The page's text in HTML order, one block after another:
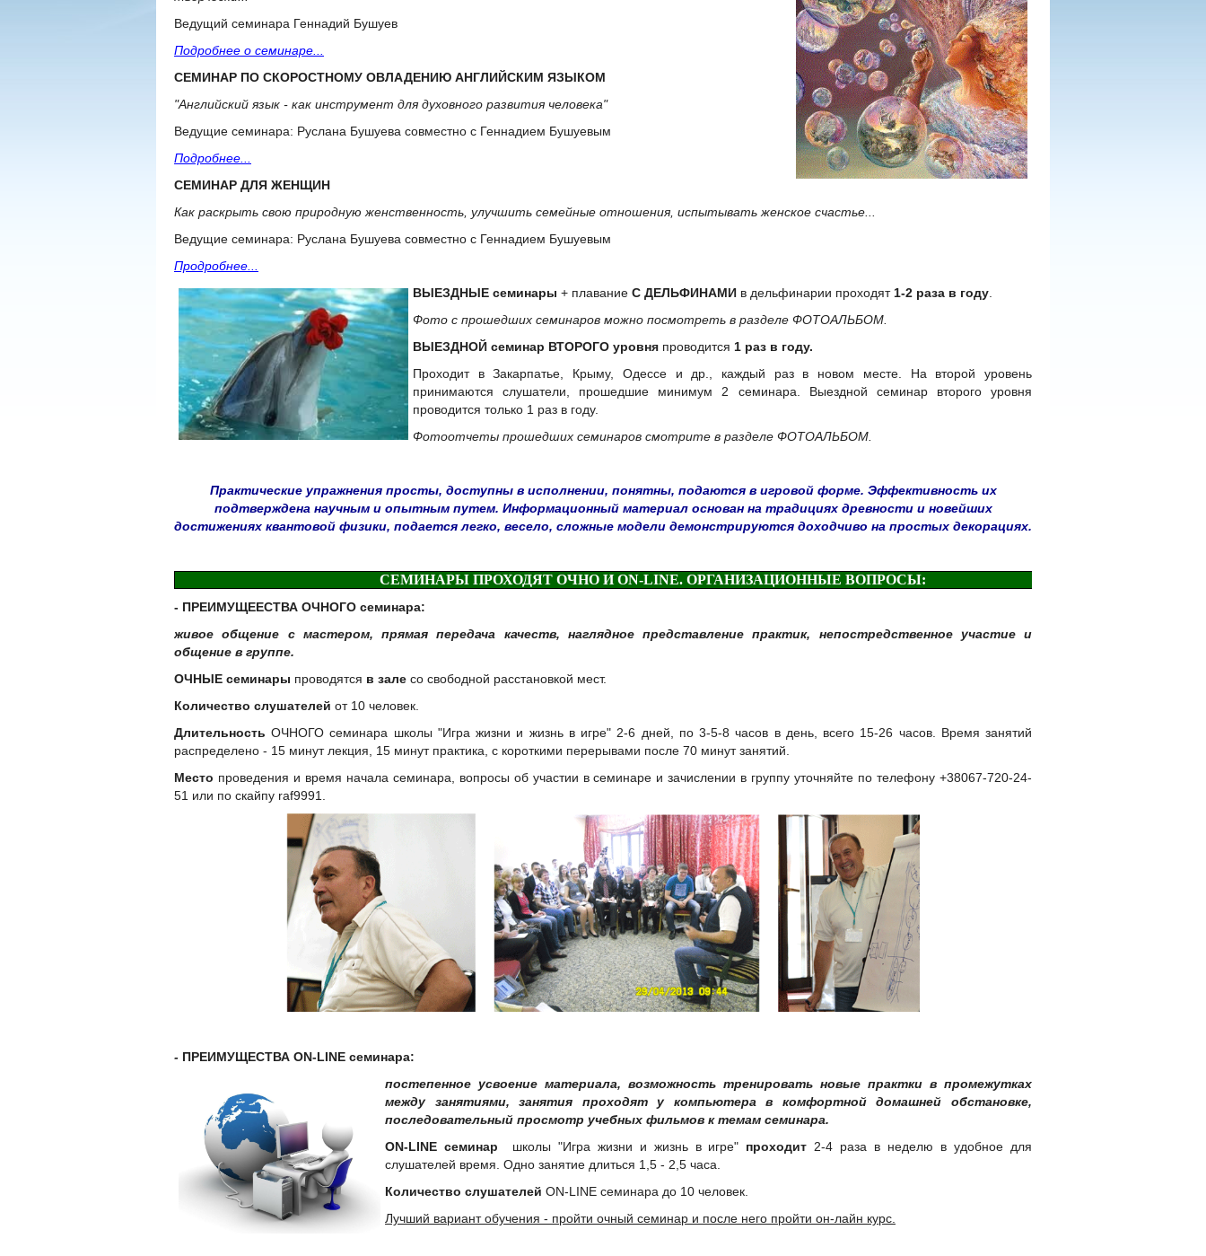
Ведущий семинара Геннадий Бушуев
Подробнее о семинаре...
СЕМИНАР ПО СКОРОСТНОМУ ОВЛАДЕНИЮ АНГЛИЙСКИМ ЯЗЫКОМ
"Английский язык - как инструмент для духовного развития человека"
Ведущие семинара: Руслана Бушуева совместно с Геннадием Бушуевым
Подробнее...
СЕМИНАР ДЛЯ ЖЕНЩИН
Как раскрыть свою природную женственность, улучшить семейные отношения, испытывать женское счастье...
Ведущие семинара: Руслана Бушуева совместно с Геннадием Бушуевым
Продробнее...
ВЫЕЗДНЫЕ семинары + плавание С ДЕЛЬФИНАМИ в дельфинарии проходят 1-2 раза в году
Фото с прошедших семинаров можно посмотреть в разделе ФОТОАЛЬБОМ.
ВЫЕЗДНОЙ семинар ВТОРОГО уровня проводится 1 раз в году.
Проходит в Закарпатье, Крыму, Одессе и др., каждый раз в новом месте. На второй уровень
принимаются слушатели, прошедшие минимум 2 семинара. Выездной семинар второго уровня
проводится только 1 раз в году.
Фотоотчеты прошедших семинаров смотрите в разделе ФОТОАЛЬБОМ.
Практические упражнения просты, доступны в исполнении, понятны, подаются в игровой форме. Эффективность их
подтверждена научным и опытным путем. Информационный материал основан на традициях древности и новейших
достижениях квантовой физики, подается легко, весело, сложные модели демонстрируются доходчиво на простых декорациях.
СЕМИНАРЫ ПРОХОДЯТ ОЧНО И ON-LINE. ОРГАНИЗАЦИОННЫЕ ВОПРОСЫ:
- ПРЕИМУЩЕЕСТВА ОЧНОГО семинара:
живое общение с мастером, прямая передача качеств, наглядное представление практик, непостредственное участие и
общение в группе.
ОЧНЫЕ семинары проводятся в зале со свободной расстановкой мест.
Количество слушателей от 10 человек.
Длительность ОЧНОГО семинара школы "Игра жизни и жизнь в игре" 2-6 дней, по 3-5-8 часов в день, всего 15-26 часов. Время занятий
распределено - 15 минут лекция, 15 минут практика, с короткими перерывами после 70 минут занятий.
Место проведения и время начала семинара, вопросы об участии в семинаре и зачислении в группу уточняйте по телефону +38067-720-24-
51 или по скайпу raf9991.
- ПРЕИМУЩЕСТВА ON-LINE семинара:
постепенное усвоение материала, возможность тренировать новые практки в промежутках
между занятиями, занятия проходят у компьютера в комфортной домашней обстановке,
последовательный просмотр учебных фильмов к темам семинара.
ОN-LINE семинар школы "Игра жизни и жизнь в игре" проходит 2-4 раза в неделю в удобное для
слушателей время. Одно занятие длиться 1,5 - 2,5 часа.
Количество слушателей ОN-LINE семинара до 10 человек.
Лучший вариант обучения - пройти очный семинар и после него пройти он-лайн курс.